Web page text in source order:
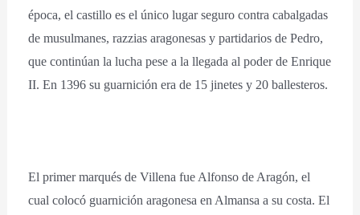
época, el castillo es el único lugar seguro contra cabalgadas
de musulmanes, razzias aragonesas y partidarios de Pedro,
que continúan la lucha pese a la llegada al poder de Enrique
II. En 1396 su guarnición era de 15 jinetes y 20 ballesteros.
El primer marqués de Villena fue Alfonso de Aragón, el
cual colocó guarnición aragonesa en Almansa a su costa. El